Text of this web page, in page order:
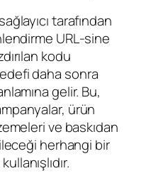
tarafından
URL‑sine
kodu
daha sonra
gelir. Bu,
ürün
ve baskıdan
herhangi bir